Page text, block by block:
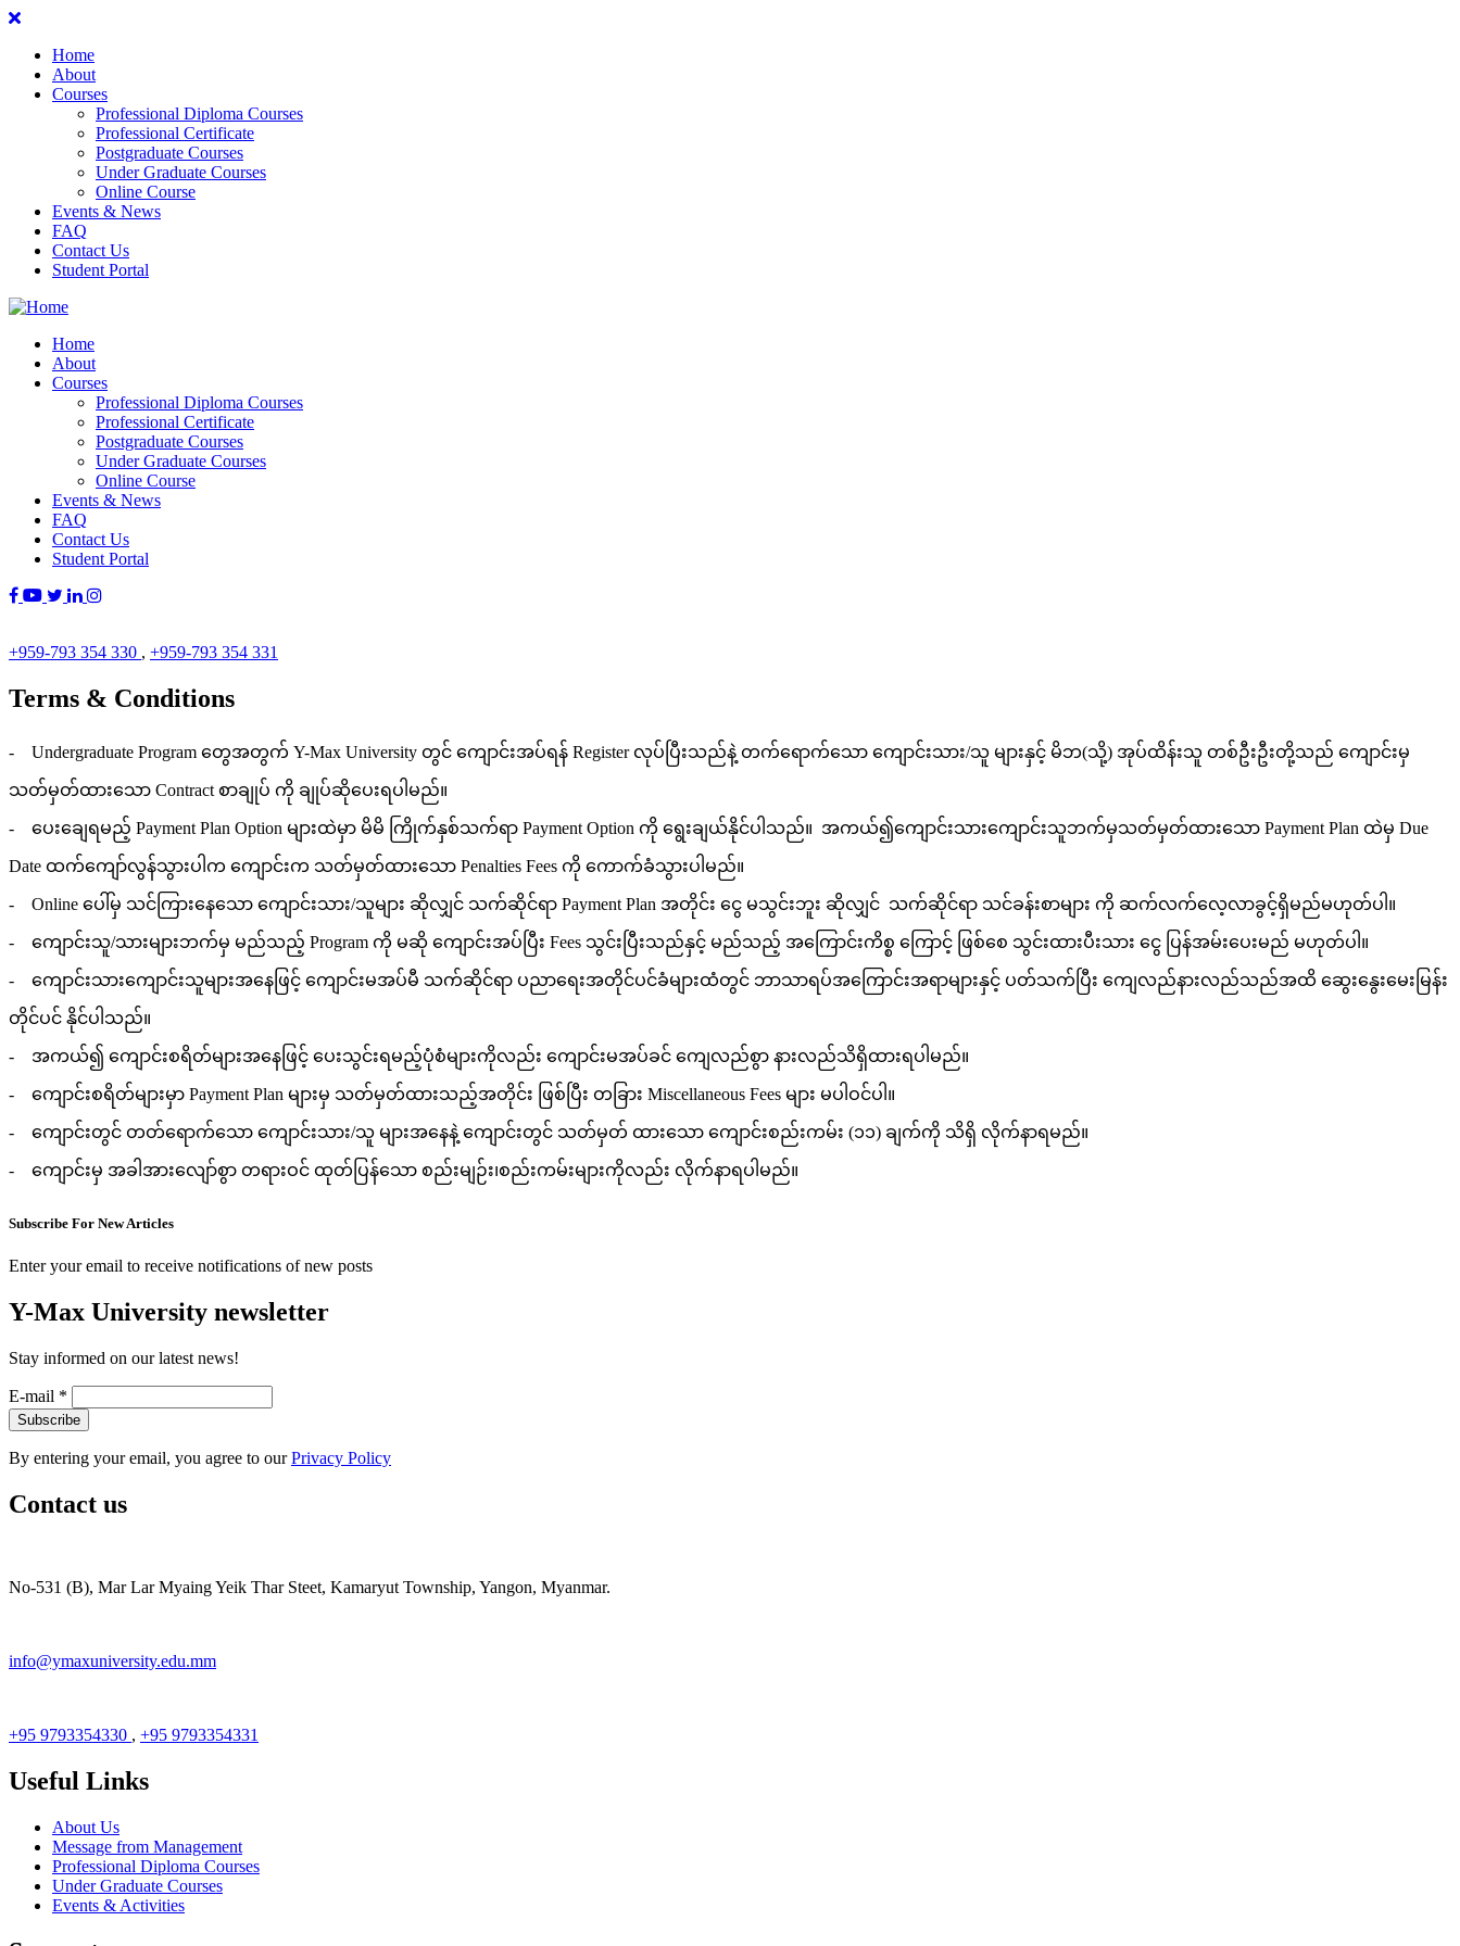
Home
About
Courses
Professional Diploma Courses
Professional Certificate
Postgraduate Courses
Under Graduate Courses
Online Course
Events & News
FAQ
Contact Us
Student Portal
Home
About
Courses
Professional Diploma Courses
Professional Certificate
Postgraduate Courses
Under Graduate Courses
Online Course
Events & News
FAQ
Contact Us
Student Portal
+959-793 354 330 , +959-793 354 331
Terms & Conditions
- Undergraduate Program တွေအတွက် Y-Max University တွင် ကျောင်းအပ်ရန် Register လုပ်ပြီးသည်နဲ့ တက်ရောက်သော ကျောင်းသား/သူ များနှင့် မိဘ(သို့) အုပ်ထိန်းသူ တစ်ဦးဦးတို့သည် ကျောင်းမှ
သတ်မှတ်ထားသော Contract စာချုပ် ကို ချုပ်ဆိုပေးရပါမည်။
- ပေးချေရမည့် Payment Plan Option များထဲမှာ မိမိ ကြိုက်နှစ်သက်ရာ Payment Option ကို ရွေးချယ်နိုင်ပါသည်။ အကယ်၍ကျောင်းသားကျောင်းသူဘက်မှသတ်မှတ်ထားသော Payment Plan ထဲမှ Due
Date ထက်ကျော်လွန်သွားပါက ကျောင်းက သတ်မှတ်ထားသော Penalties Fees ကို ကောက်ခံသွားပါမည်။
- Online ပေါ်မှ သင်ကြားနေသော ကျောင်းသား/သူများ ဆိုလျှင် သက်ဆိုင်ရာ Payment Plan အတိုင်း ငွေ မသွင်းဘူး ဆိုလျှင် သက်ဆိုင်ရာ သင်ခန်းစာများ ကို ဆက်လက်လေ့လာခွင့်ရှိမည်မဟုတ်ပါ။
- ကျောင်းသူ/သားများဘက်မှ မည်သည့် Program ကို မဆို ကျောင်းအပ်ပြီး Fees သွင်းပြီးသည်နှင့် မည်သည့် အကြောင်းကိစ္စ ကြောင့် ဖြစ်စေ သွင်းထားပီးသား ငွေ ပြန်အမ်းပေးမည် မဟုတ်ပါ။
- ကျောင်းသားကျောင်းသူများအနေဖြင့် ကျောင်းမအပ်မီ သက်ဆိုင်ရာ ပညာရေးအတိုင်ပင်ခံများထံတွင် ဘာသာရပ်အကြောင်းအရာများနှင့် ပတ်သက်ပြီး ကျေလည်နားလည်သည်အထိ ဆွေးနွေးမေးမြန်း
တိုင်ပင် နိုင်ပါသည်။
- အကယ်၍ ကျောင်းစရိတ်များအနေဖြင့် ပေးသွင်းရမည့်ပုံစံများကိုလည်း ကျောင်းမအပ်ခင် ကျေလည်စွာ နားလည်သိရှိထားရပါမည်။
- ကျောင်းစရိတ်များမှာ Payment Plan များမှ သတ်မှတ်ထားသည့်အတိုင်း ဖြစ်ပြီး တခြား Miscellaneous Fees များ မပါဝင်ပါ။
- ကျောင်းတွင် တတ်‌ရောက်သော ကျောင်းသား/သူ များအနေနဲ့ ကျောင်းတွင် သတ်မှတ် ထားသော ကျောင်းစည်းကမ်း (၁၁) ချက်ကို သိရှိ လိုက်နာရမည်။
- ကျောင်းမှ အခါအားလျော်စွာ တရားဝင် ထုတ်ပြန်သော စည်းမျဉ်း၊စည်းကမ်းများကိုလည်း လိုက်နာရပါမည်။
Subscribe For New Articles
Enter your email to receive notifications of new posts
Y-Max University newsletter
Stay informed on our latest news!
E-mail *
By entering your email, you agree to ourPrivacy Policy
Contact us
No-531 (B), Mar Lar Myaing Yeik Thar Steet, Kamaryut Township, Yangon, Myanmar.
info@ymaxuniversity.edu.mm
+95 9793354330 , +95 9793354331
Useful Links
About Us
Message from Management
Professional Diploma Courses
Under Graduate Courses
Events & Activities